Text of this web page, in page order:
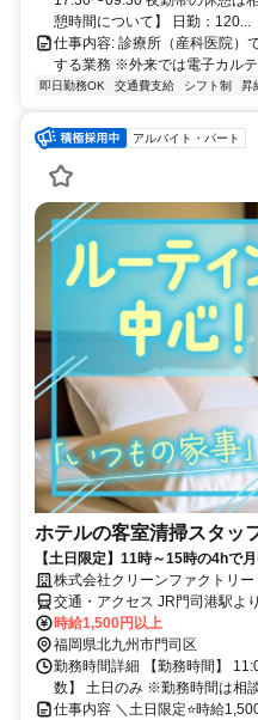
憩時間について】 日勤：120...
仕事内容: 診療所（産科医院）
する業務 ※外来では電子カルテ
即日勤務OK 交通費支給 シフト制 昇
アルバイト・パート
ホテルの客室清掃スタッ
【土日限定】11時～15時の4hで
株式会社クリーンファクトリ
交通・アクセス JR門司港駅よ
時給1,500円以上
福岡県北九州市門司区
勤務時間詳細 【勤務時間】
数】 土日のみ ※勤務時間は相
仕事内容 ＼土日限定⭐時給